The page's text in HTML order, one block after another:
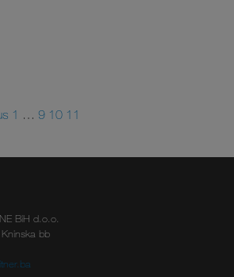
1 … 9 10 11
BiH d.o.o.
bb